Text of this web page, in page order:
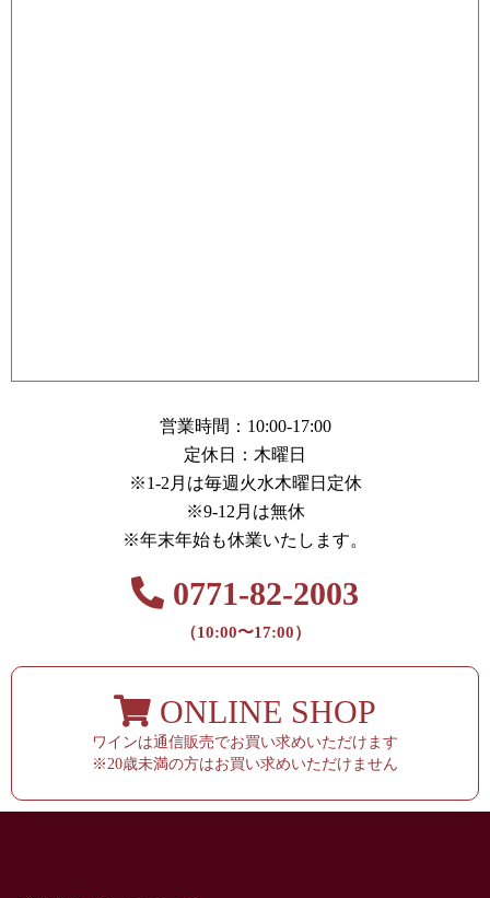
営業時間：10:00-17:00
定休日：木曜日
※1-2月は毎週火水木曜日定休
※9-12月は無休
※年末年始も休業いたします。
0771-82-2003
（10:00〜17:00）
ONLINE SHOP
ワインは通信販売でお買い求めいただけます
※20歳未満の方はお買い求めいただけません